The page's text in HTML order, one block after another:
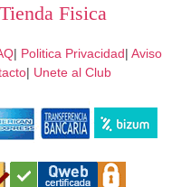
Tienda Fisica
| Politica Privacidad| Aviso
| Unete al Club